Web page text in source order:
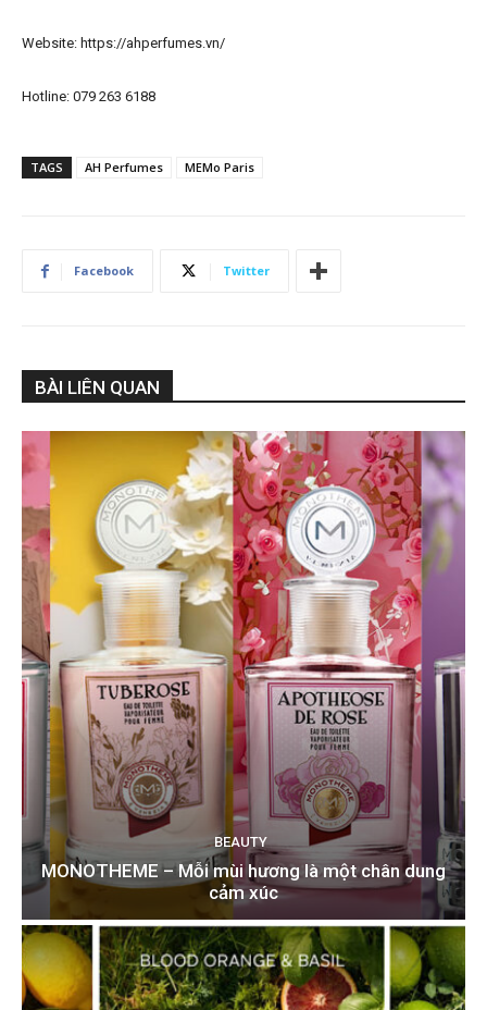
Website: https://ahperfumes.vn/
Hotline: 079 263 6188
TAGS AH Perfumes MEMo Paris
Facebook Twitter
BÀI LIÊN QUAN
BEAUTY
MONOTHEME – Mỗi mùi hương là một chân dung
cảm xúc